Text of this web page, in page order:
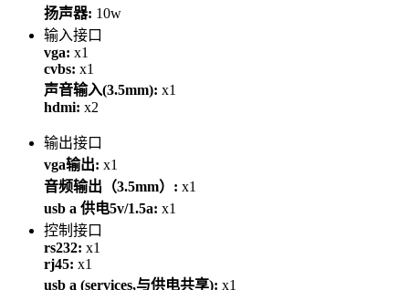
扬声器: 10w
输入接口
vga: x1
cvbs: x1
声音输入(3.5mm): x1
hdmi: x2
输出接口
vga输出: x1
音频输出（3.5mm）: x1
usb a 供电5v/1.5a: x1
控制接口
rs232: x1
rj45: x1
usb a (services,与供电共享): x1